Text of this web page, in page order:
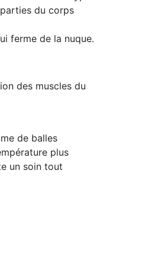
du corps
ferme de la nuque.
des muscles du
de balles
plus
un soin tout